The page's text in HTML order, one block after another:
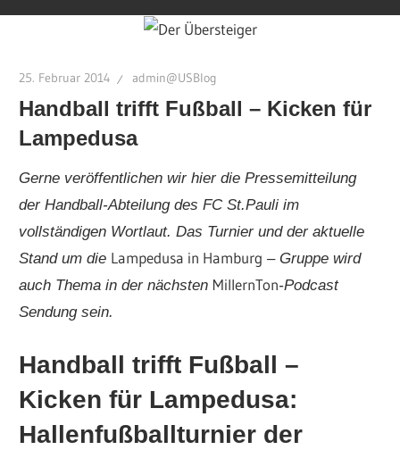
25. Februar 2014 admin@USBlog
Handball trifft Fußball – Kicken für
Lampedusa
Gerne veröffentlichen wir hier die Pressemitteilung
der Handball-Abteilung des FC St.Pauli im
vollständigen Wortlaut. Das Turnier und der aktuelle
Stand um die Lampedusa in Hamburg – Gruppe wird
auch Thema in der nächsten MillernTon-Podcast
Sendung sein.
Handball trifft Fußball –
Kicken für Lampedusa:
Hallenfußballturnier der